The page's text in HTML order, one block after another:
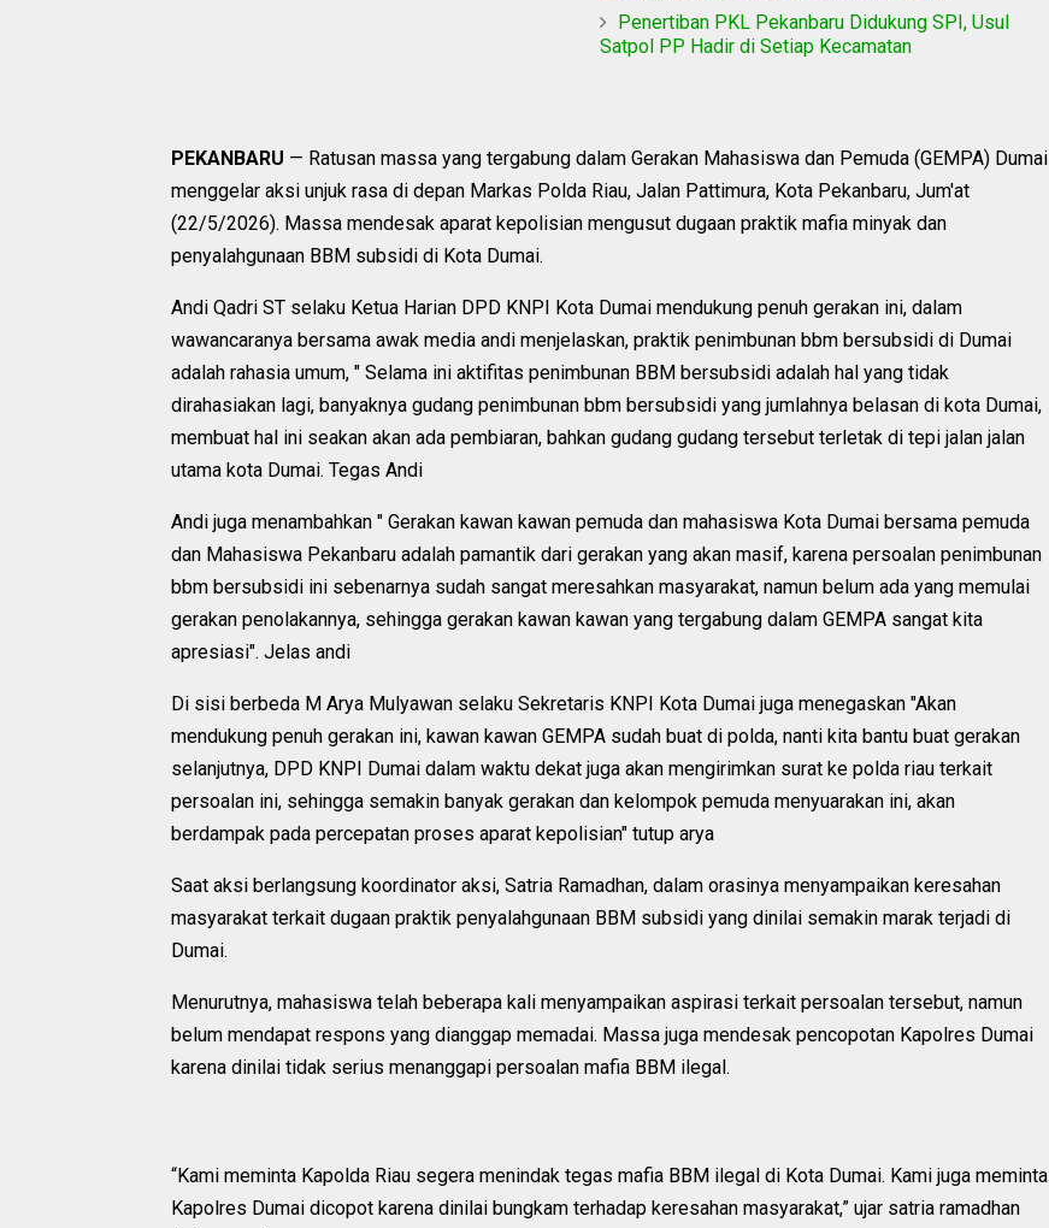
Penertiban PKL Pekanbaru Didukung SPI, Usul
Satpol PP Hadir di Setiap Kecamatan
PEKANBARU — Ratusan massa yang tergabung dalam Gerakan Mahasiswa dan Pemuda (GEMPA) Dumai
menggelar aksi unjuk rasa di depan Markas Polda Riau, Jalan Pattimura, Kota Pekanbaru, Jum'at
(22/5/2026). Massa mendesak aparat kepolisian mengusut dugaan praktik mafia minyak dan
penyalahgunaan BBM subsidi di Kota Dumai.
Andi Qadri ST selaku Ketua Harian DPD KNPI Kota Dumai mendukung penuh gerakan ini, dalam
wawancaranya bersama awak media andi menjelaskan, praktik penimbunan bbm bersubsidi di Dumai
adalah rahasia umum, " Selama ini aktifitas penimbunan BBM bersubsidi adalah hal yang tidak
dirahasiakan lagi, banyaknya gudang penimbunan bbm bersubsidi yang jumlahnya belasan di kota Dumai,
membuat hal ini seakan akan ada pembiaran, bahkan gudang gudang tersebut terletak di tepi jalan jalan
utama kota Dumai. Tegas Andi
Andi juga menambahkan " Gerakan kawan kawan pemuda dan mahasiswa Kota Dumai bersama pemuda
dan Mahasiswa Pekanbaru adalah pamantik dari gerakan yang akan masif, karena persoalan penimbunan
bbm bersubsidi ini sebenarnya sudah sangat meresahkan masyarakat, namun belum ada yang memulai
gerakan penolakannya, sehingga gerakan kawan kawan yang tergabung dalam GEMPA sangat kita
apresiasi". Jelas andi
Di sisi berbeda M Arya Mulyawan selaku Sekretaris KNPI Kota Dumai juga menegaskan "Akan
mendukung penuh gerakan ini, kawan kawan GEMPA sudah buat di polda, nanti kita bantu buat gerakan
selanjutnya, DPD KNPI Dumai dalam waktu dekat juga akan mengirimkan surat ke polda riau terkait
persoalan ini, sehingga semakin banyak gerakan dan kelompok pemuda menyuarakan ini, akan
berdampak pada percepatan proses aparat kepolisian" tutup arya
Saat aksi berlangsung koordinator aksi, Satria Ramadhan, dalam orasinya menyampaikan keresahan
masyarakat terkait dugaan praktik penyalahgunaan BBM subsidi yang dinilai semakin marak terjadi di
Dumai.
Menurutnya, mahasiswa telah beberapa kali menyampaikan aspirasi terkait persoalan tersebut, namun
belum mendapat respons yang dianggap memadai. Massa juga mendesak pencopotan Kapolres Dumai
karena dinilai tidak serius menanggapi persoalan mafia BBM ilegal.
“Kami meminta Kapolda Riau segera menindak tegas mafia BBM ilegal di Kota Dumai. Kami juga meminta
Kapolres Dumai dicopot karena dinilai bungkam terhadap keresahan masyarakat,” ujar satria ramadhan